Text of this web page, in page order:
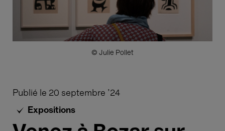
© Julie Pollet
Publié le 20 septembre '24
Expositions